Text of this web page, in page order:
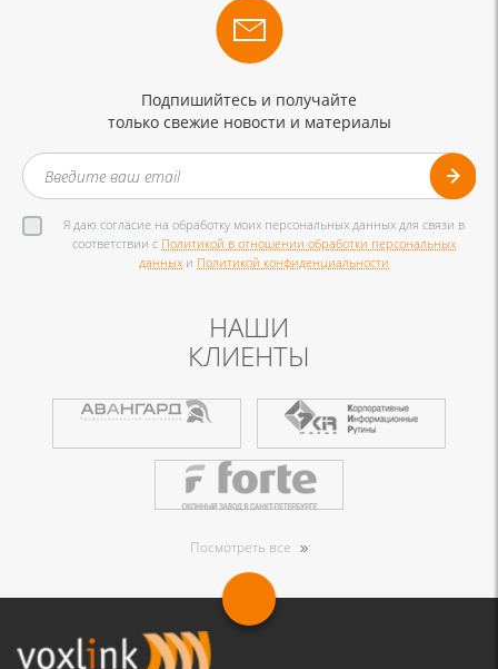
Подпишийтесь и получайте
только свежие новости и материалы
Я даю согласие на обработку моих персональных данных для связи в
соответствии с Политикой в отношении обработки персональных
данных и Политикой конфиденциальности
НАШИ
КЛИЕНТЫ
Посмотреть все